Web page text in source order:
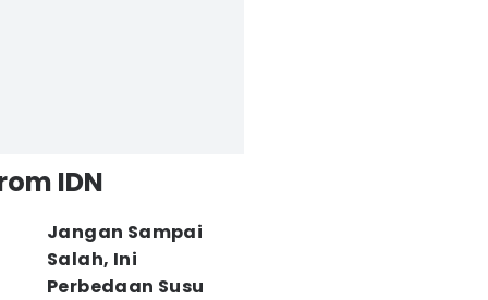
IDN
Jangan Sampai
Salah, Ini
Perbedaan Susu